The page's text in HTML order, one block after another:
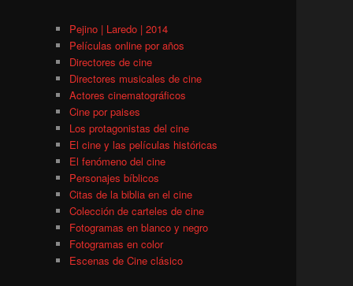
Pejino | Laredo | 2014
Películas online por años
Directores de cine
Directores musicales de cine
Actores cinematográficos
Cine por paises
Los protagonistas del cine
El cine y las películas históricas
El fenómeno del cine
Personajes bíblicos
Citas de la biblia en el cine
Colección de carteles de cine
Fotogramas en blanco y negro
Fotogramas en color
Escenas de Cine clásico